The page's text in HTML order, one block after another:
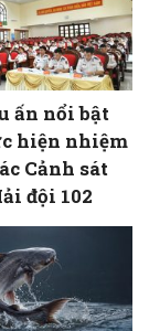
ấn nổi bật
hiện nhiệm
Cảnh sát
đội 102